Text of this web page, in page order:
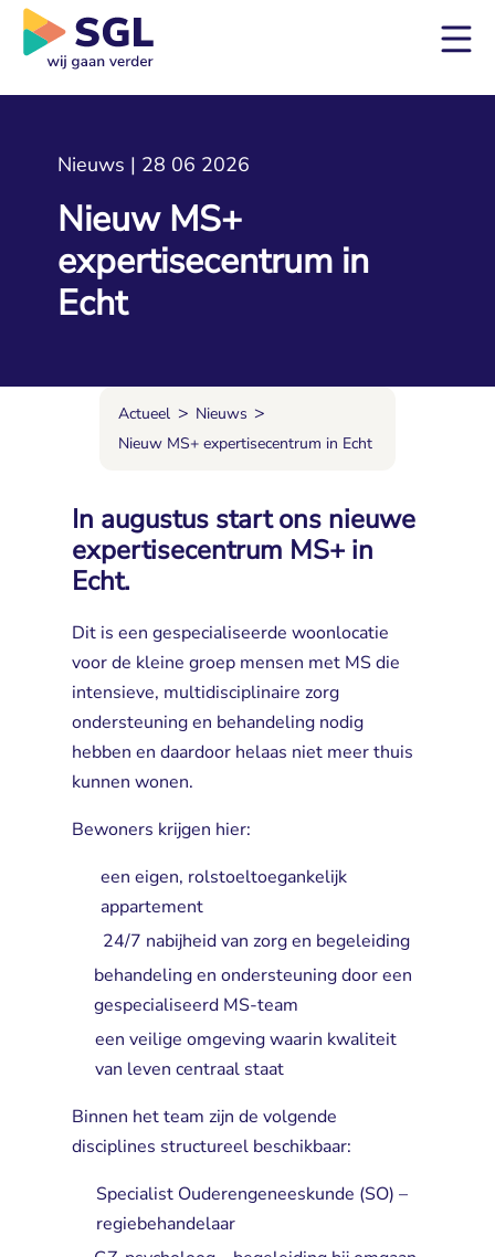
Nieuws | 28 06 2026
Nieuw MS+
expertisecentrum in
Echt
Actueel > Nieuws >
Nieuw MS+ expertisecentrum in Echt
In augustus start ons nieuwe
expertisecentrum MS+ in
Echt.
Dit is een gespecialiseerde woonlocatie
voor de kleine groep mensen met MS die
intensieve, multidisciplinaire zorg
ondersteuning en behandeling nodig
hebben en daardoor helaas niet meer thuis
kunnen wonen.
Bewoners krijgen hier:
een eigen, rolstoeltoegankelijk
appartement
24/7 nabijheid van zorg en begeleiding
behandeling en ondersteuning door een
gespecialiseerd MS-team
een veilige omgeving waarin kwaliteit
van leven centraal staat
Binnen het team zijn de volgende
disciplines structureel beschikbaar:
Specialist Ouderengeneeskunde (SO) –
regiebehandelaar